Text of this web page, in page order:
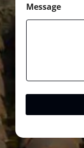
Message